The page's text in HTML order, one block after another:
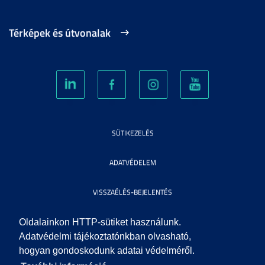
Oldalainkon HTTP-sütiket használunk.
Adatvédelmi tájékoztatónkban olvasható,
hogyan gondoskodunk adatai védelméről.
Térképek és útvonalak
SÜTIKEZELÉS
ADATVÉDELEM
VISSZAÉLÉS-BEJELENTÉS
KÖZÉRDEKŰ ADATOK
IMPRESSZUM